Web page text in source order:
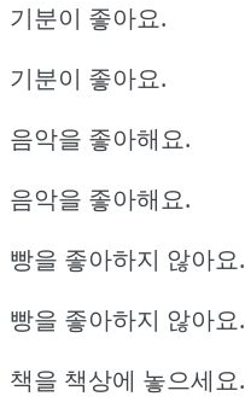
기분이 좋아요.
기분이 좋아요.
음악을 좋아해요.
음악을 좋아해요.
빵을 좋아하지 않아요.
빵을 좋아하지 않아요.
책을 책상에 놓으세요.